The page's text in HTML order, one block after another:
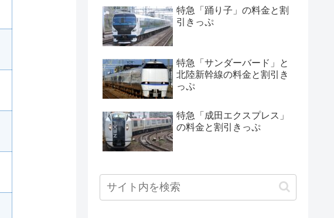
特急「踊り子」の料金と割
引きっぷ
特急「サンダーバード」と
北陸新幹線の料金と割引き
っぷ
特急「成田エクスプレス」
の料金と割引きっぷ